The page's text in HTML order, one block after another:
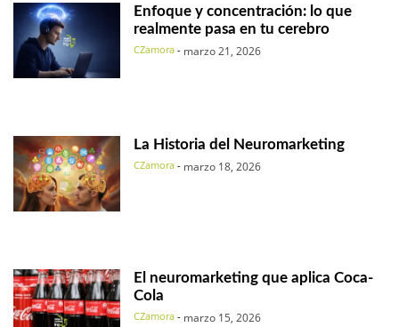
Enfoque y concentración: lo que
realmente pasa en tu cerebro
CZamora - marzo 21, 2026
La Historia del Neuromarketing
CZamora - marzo 18, 2026
El neuromarketing que aplica Coca-
Cola
CZamora - marzo 15, 2026